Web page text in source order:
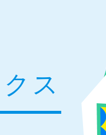
ス